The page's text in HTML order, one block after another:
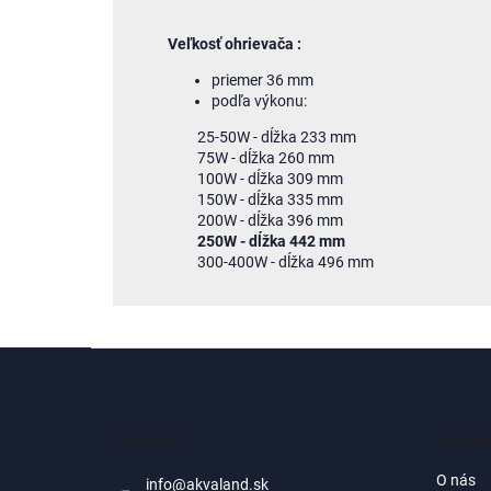
Veľkosťohrievača :
priemer36 mm
podľa výkonu:
25-50W-dĺžka 233 mm
75W-dĺžka 260 mm
100W-dĺžka 309 mm
150W-dĺžka 335 mm
200W-dĺžka 396 mm
250W-dĺžka 442mm
300-400W-dĺžka 496 mm
info@akvaland.sk O nás